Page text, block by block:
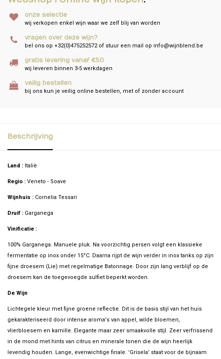
onze selectie
wij verkopen enkel wijn waar we zelf blij van worden
vragen over deze wijn?
bel ons op +32(0)475252572 of stuur een mail op info@wijnblend.be
gratis levering vanaf €50
wij leveren binnen 3-5 werkdagen
veilig bestellen
bij ons kun je veilig online bestellen, met of zonder account
Beschrijving
Land : Italië
Regio : Veneto - Soave
Wijnhuis : Cornelia Tessari
Druif : Garganega
Vinificatie :
100% Garganega. Manuele pluk. Na voorzichtig persen volgt een klassieke
fermentatie op inox onder 15°C. Daarna rijpt de wijn verder in inox tanks op zijn
fijne droesem (Lie) met regelmatige Batonnage. Door zijn lang verblijf op de
droesem kan de toegevoegde sulfiet beperkt worden.
De Wijn
Lichtegele kleur met fijne groene reflectie. Dit is de basis stijl van het huis
gekarakteriseerd door intense aroma's van appel, wilde bloemen,
vlierbloesem en kamille. Elegante maar zeer smaakvolle stijl. Zeer verfrissend
in de mond met hints van citrus en minerale tonen die de wijn heerlijk
levendig houden. Lange, evenwichtige finale. 'Grisela' staat voor de bijnaam